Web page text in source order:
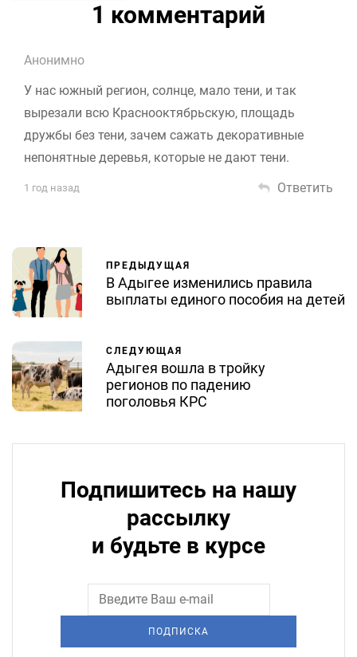
1 комментарий
Анонимно
У нас южный регион, солнце, мало тени, и так
вырезали всю Краснооктябрьскую, площадь
дружбы без тени, зачем сажать декоративные
непонятные деревья, которые не дают тени.
1 год назад Ответить
ПРЕДЫДУЩАЯ
В Адыгее изменились правила
выплаты единого пособия на детей
СЛЕДУЮЩАЯ
Адыгея вошла в тройку
регионов по падению
поголовья КРС
Подпишитесь на нашу
рассылку
и будьте в курсе
ПОДПИСКА